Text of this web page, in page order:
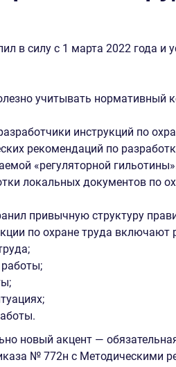
в силу с 1 марта 2022 года и
учитывать нормативный
инструкций по
рекомендаций по
«регуляторной
локальных документов по
привычную структуру
по охране труда включают
новый акцент —
№ 772н с